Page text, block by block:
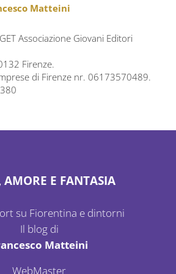
Matteini
Associazione Giovani Editori
Firenze.
di Firenze nr. 06173570489.
E FANTASIA
su Fiorentina e dintorni
Il blog di
Matteini
WebMaster